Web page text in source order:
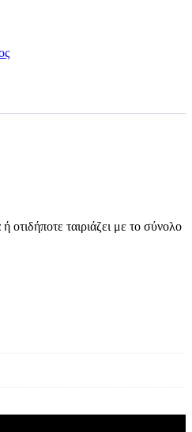
οτιδήποτε ταιριάζει με το σύνολο